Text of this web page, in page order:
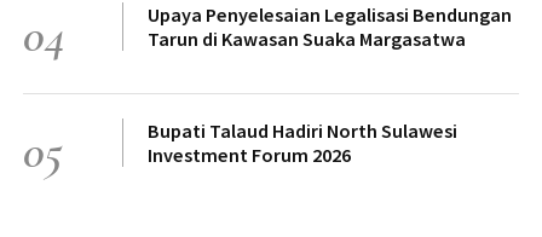
04
Upaya Penyelesaian Legalisasi Bendungan
Tarun di Kawasan Suaka Margasatwa
05
Bupati Talaud Hadiri North Sulawesi
Investment Forum 2026